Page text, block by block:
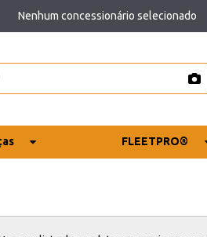
Nenhum concessionário selecionado
FLEETPRO®